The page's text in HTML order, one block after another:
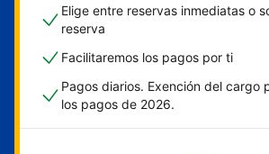
Elige entre reservas inmediatas o
reserva
Facilitaremos los pagos por ti
Pagos diarios. Exención del cargo
los pagos de 2026.